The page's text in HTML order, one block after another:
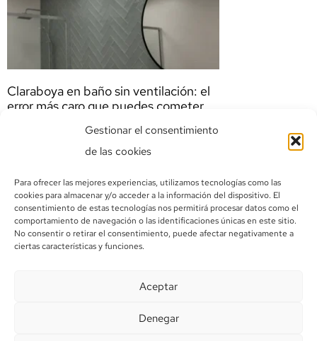
Gestionar el consentimiento
de las cookies
Para ofrecer las mejores experiencias, utilizamos tecnologías como las
cookies para almacenar y/o acceder a la información del dispositivo. El
consentimiento de estas tecnologías nos permitirá procesar datos como el
comportamiento de navegación o las identificaciones únicas en este sitio.
No consentir o retirar el consentimiento, puede afectar negativamente a
ciertas características y funciones.
Aceptar
Denegar
Claraboya en baño sin ventilación: el
error más caro que puedes cometer
© 2026 Copyright Indalo Claraboyas |